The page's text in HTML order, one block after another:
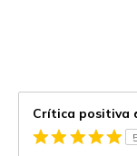
Crítica positiva